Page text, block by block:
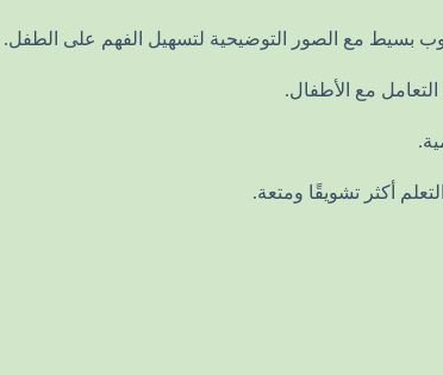
بسيط مع الصور التوضيحية لتسهيل الفهم على الطفل.
مع الأطفال.
أكثر تشويقًا ومتعة.